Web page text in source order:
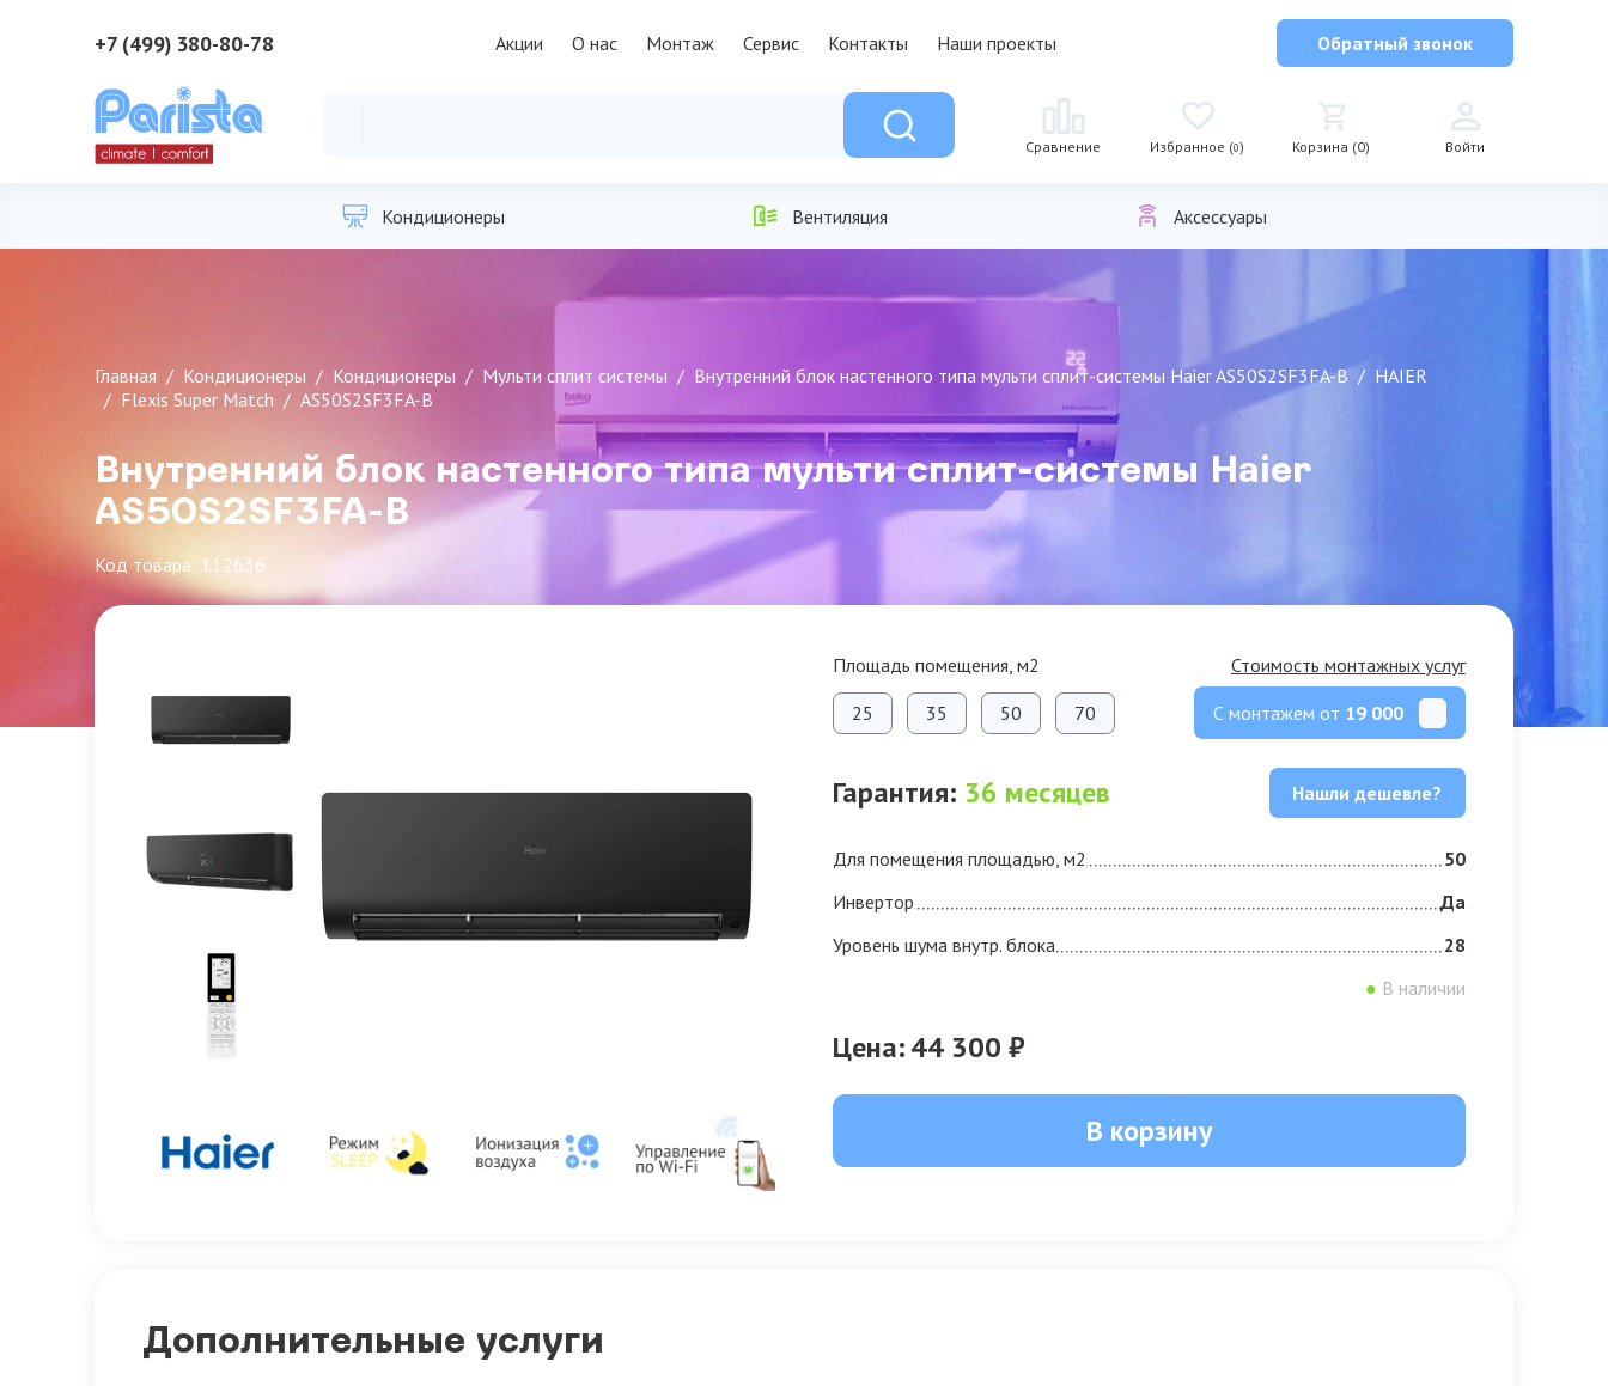
+7 (499) 380-80-78 Акции О нас Монтаж Сервис Контакты Наши проекты Обратный звонок
Сравнение Избранное (0) Корзина (0) Войти
Кондиционеры Вентиляция Аксессуары
Главная Кондиционеры Кондиционеры Мульти сплит системы Внутренний блок настенного типа мульти сплит-сиcтемы Haier AS50S2SF3FA-B
HAIER
Flexis Super Match
AS50S2SF3FA-B
Внутренний блок настенного типа мульти сплит-сиcтемы Haier
AS50S2SF3FA-B
Код товара: 112636
Площадь помещения, м2
25 35 50 70
Стоимость монтажных услуг
С монтажем от 19 000
Гарантия: 36 месяцев Нашли дешевле?
Для помещения площадью, м2
50
Инвертор
Да
Уровень шума внутр. блока
28
● В наличии
Цена:44 300 ₽
В корзину
Дополнительные услуги